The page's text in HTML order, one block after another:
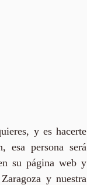
y es hacerte
esa persona será
su página web y
y nuestra